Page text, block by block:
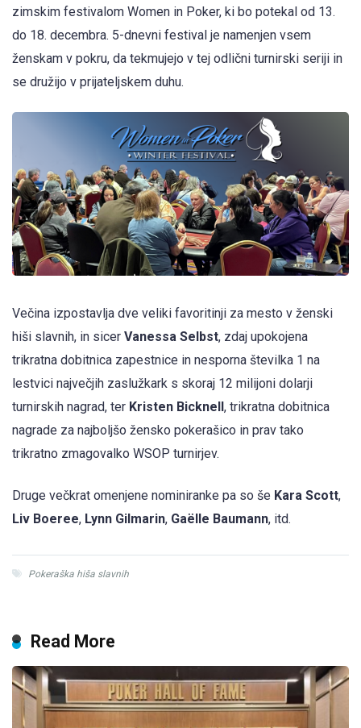
zimskim festivalom Women in Poker, ki bo potekal od 13.
do 18. decembra. 5-dnevni festival je namenjen vsem
ženskam v pokru, da tekmujejo v tej odlični turnirski seriji in
se družijo v prijateljskem duhu.
Večina izpostavlja dve veliki favoritinji za mesto v ženski
hiši slavnih, in sicer Vanessa Selbst, zdaj upokojena
trikratna dobitnica zapestnice in nesporna številka 1 na
lestvici največjih zaslužkark s skoraj 12 milijoni dolarji
turnirskih nagrad, ter Kristen Bicknell , trikratna dobitnica
nagrade za najboljšo žensko pokerašico in prav tako
trikratno zmagovalko WSOP turnirjev.
Druge večkrat omenjene nominiranke pa so še Kara Scott,
Liv Boeree, Lynn Gilmarin, Gaëlle Baumann, itd.
Pokeraška hiša slavnih
Read More